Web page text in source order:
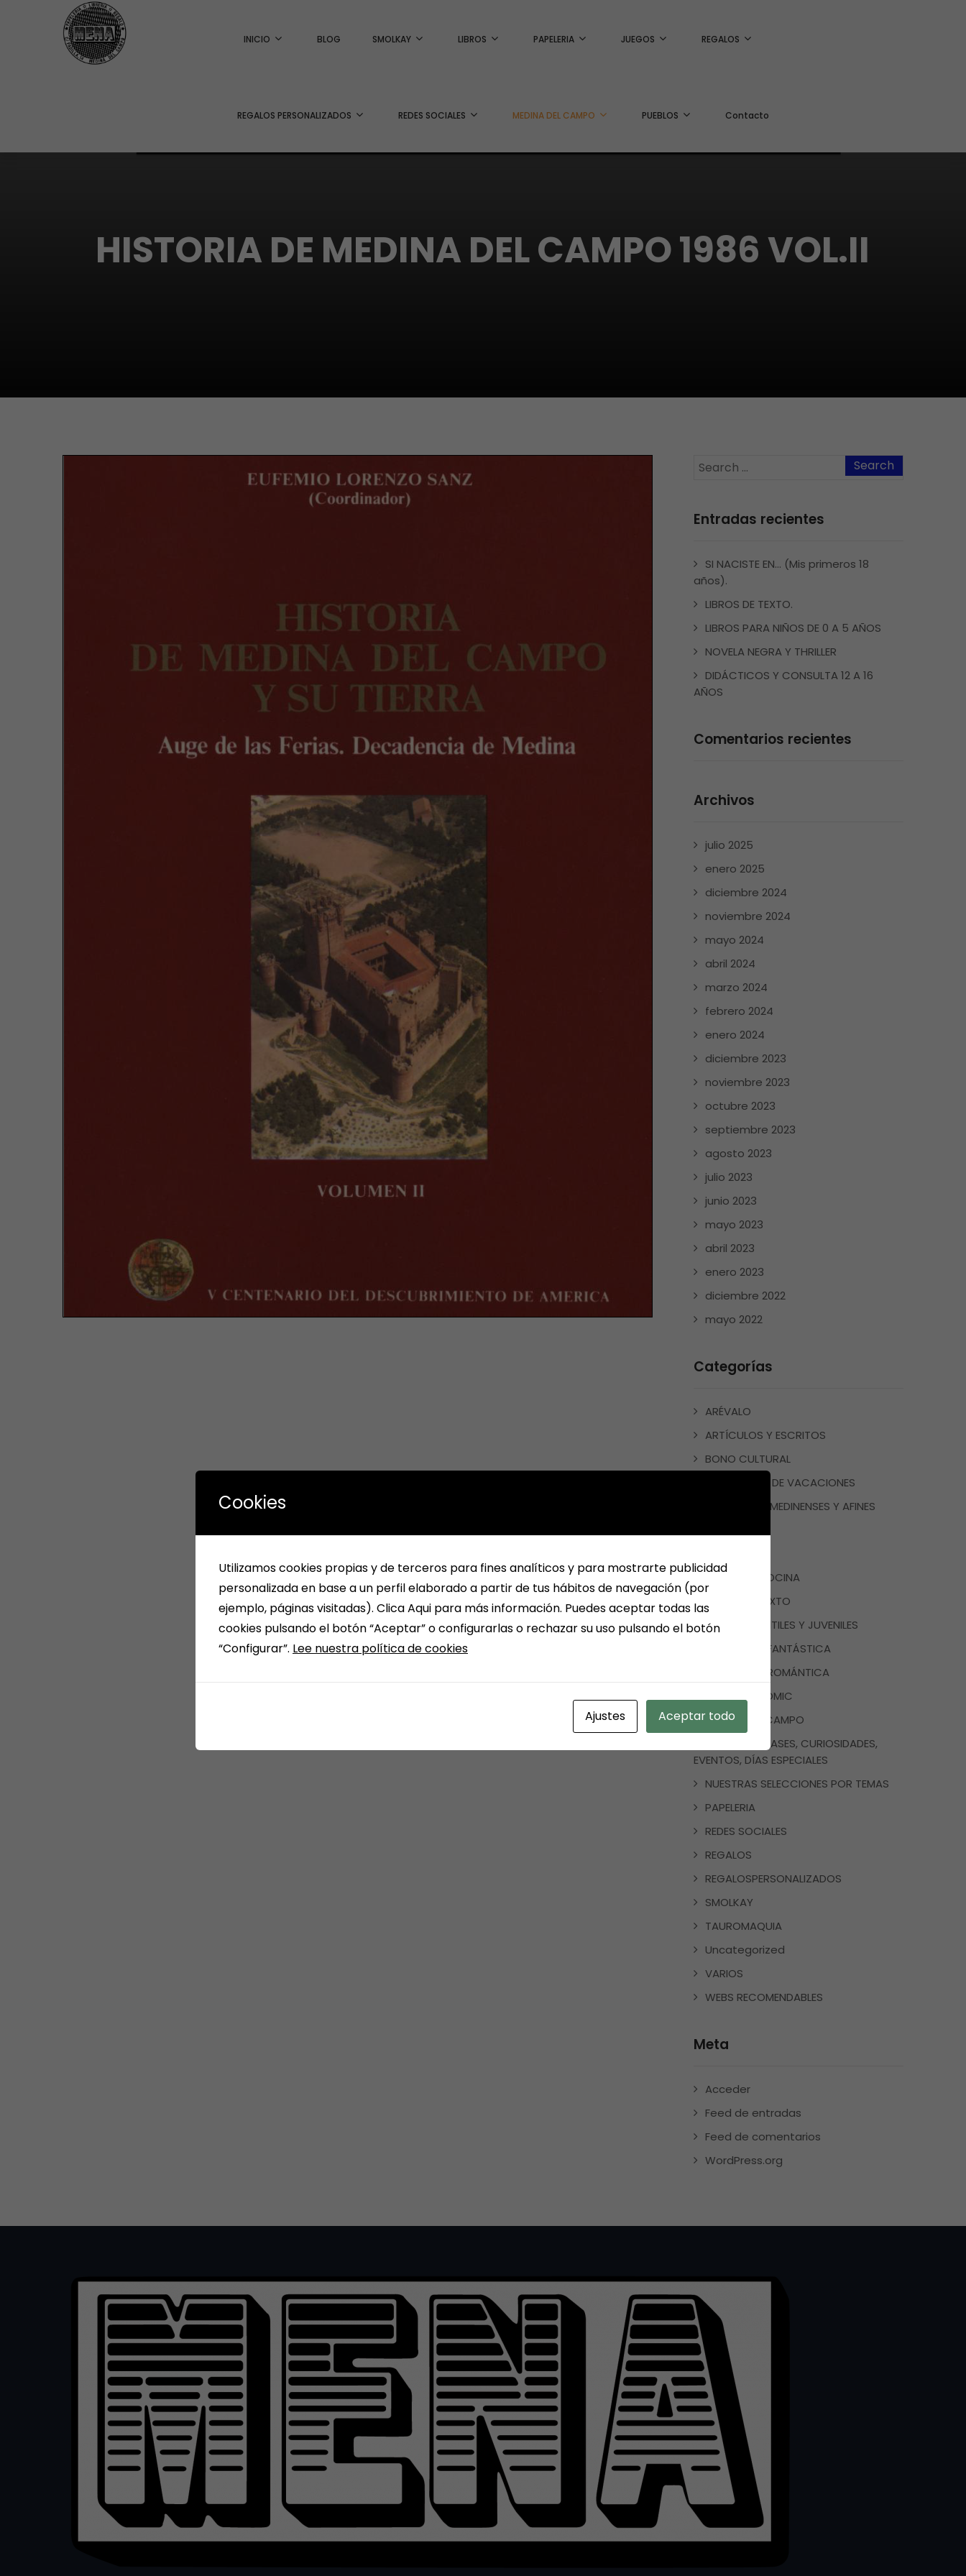
INICIO BLOG SMOLKAY LIBROS PAPELERIA JUEGOS REGALOS
REGALOS PERSONALIZADOS REDES SOCIALES MEDINA DEL CAMPO PUEBLOS Contacto
HISTORIA DE MEDINA DEL CAMPO 1986 VOL.II
Entradas recientes
SI NACISTE EN… (Mis primeros 18
años).
LIBROS DE TEXTO.
LIBROS PARA NIÑOS DE 0 A 5 AÑOS
NOVELA NEGRA Y THRILLER
DIDÁCTICOS Y CONSULTA 12 A 16
AÑOS
Comentarios recientes
Archivos
julio 2025
enero 2025
diciembre 2024
noviembre 2024
mayo 2024
abril 2024
marzo 2024
febrero 2024
enero 2024
diciembre 2023
noviembre 2023
octubre 2023
septiembre 2023
agosto 2023
julio 2023
junio 2023
mayo 2023
abril 2023
enero 2023
diciembre 2022
mayo 2022
Categorías
ARÉVALO
ARTÍCULOS Y ESCRITOS
BONO CULTURAL
CUADERNOS DE VACACIONES
ESCRITORES MEDINENSES Y AFINES
LIBROS DE COCINA
LIBROS DE TEXTO
LIBROS INFANTILES Y JUVENILES
LITERATURA FANTÁSTICA
LITERATURA ROMÁNTICA
MANGA Y COMIC
MEDINA DEL CAMPO
NOTICIAS, FRASES, CURIOSIDADES,
EVENTOS, DÍAS ESPECIALES
NUESTRAS SELECCIONES POR TEMAS
PAPELERIA
REDES SOCIALES
REGALOS
REGALOSPERSONALIZADOS
SMOLKAY
TAUROMAQUIA
Uncategorized
VARIOS
WEBS RECOMENDABLES
Meta
Acceder
Feed de entradas
Feed de comentarios
WordPress.org
Cookies
Utilizamos cookies propias y de terceros para fines analíticos y para mostrarte publicidad
personalizada en base a un perfil elaborado a partir de tus hábitos de navegación (por
ejemplo, páginas visitadas). Clica Aqui para más información. Puedes aceptar todas las
cookies pulsando el botón “Aceptar” o configurarlas o rechazar su uso pulsando el botón
“Configurar”. Lee nuestra política de cookies
Ajustes Aceptar todo